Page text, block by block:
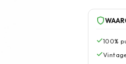
100%